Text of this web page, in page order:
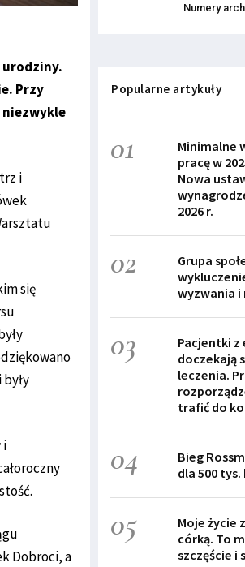
urodziny.
Przy
niezwykle
i
się
i
Dobroci, a
Numery
Popularne artykuły
01
Minimalne
pracę w
Nowa
2026 r.
02
Grupa
wyzwania i
03
Pacjentki
doczekają
leczenia.
trafić do
04
Bieg
dla 500
05
Moje życie
córką. To
szczęście i